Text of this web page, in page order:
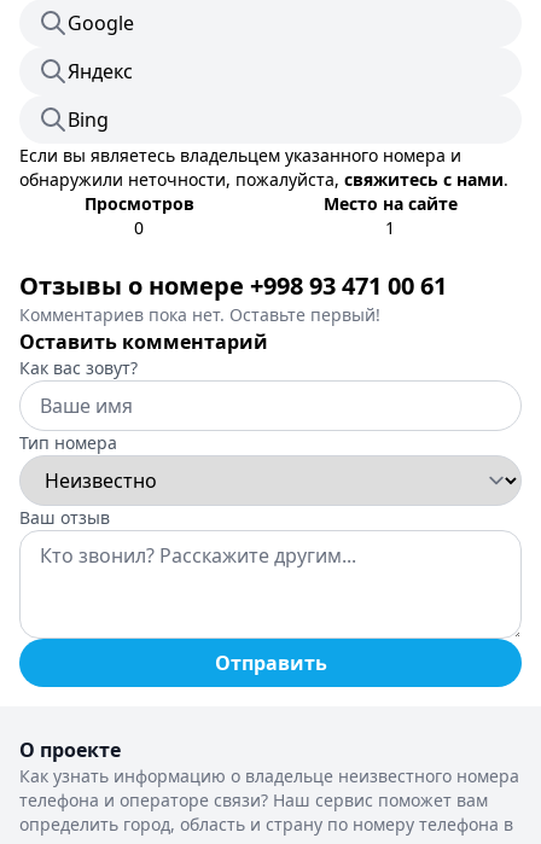
Google
Яндекс
Bing
Если вы являетесь владельцем указанного номера и
обнаружили неточности, пожалуйста, свяжитесь с нами.
Просмотров
0
Место на сайте
1
Отзывы о номере +998 93 471 00 61
Комментариев пока нет. Оставьте первый!
Оставить комментарий
Как вас зовут?
Тип номера
Ваш отзыв
Отправить
О проекте
Как узнать информацию о владельце неизвестного номера
телефона и операторе связи? Наш сервис поможет вам
определить город, область и страну по номеру телефона в